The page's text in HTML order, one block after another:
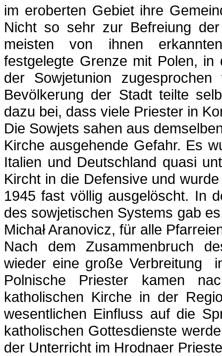
im eroberten Gebiet ihre
Nicht so sehr zur Befreiung
meisten von ihnen
festgelegte Grenze mit Polen,
der Sowjetunion
Bevölkerung der Stadt teilte
dazu bei, dass viele Priester in
Die Sowjets sahen aus
Kirche ausgehende Gefahr. Es
Italien und Deutschland quasi
Kircht in die Defensive und
1945 fast völlig ausgelöscht. In
des sowjetischen Systems gab
Michał Aranovicz, für alle
Nach dem Zusammenbruch
wieder eine große Verbreitung
Polnische Priester kamen
katholischen Kirche in der
wesentlichen Einfluss auf die
katholischen Gottesdienste
der Unterricht im Hrodnaer